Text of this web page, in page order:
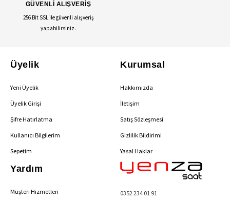
GÜVENLİ ALIŞVERİŞ
256 Bit SSL ile güvenli alışveriş
yapabilirsiniz.
Üyelik
Yeni Üyelik
Üyelik Girişi
Şifre Hatırlatma
Kullanıcı Bilgilerim
Sepetim
Kurumsal
Hakkımızda
İletişim
Satış Sözleşmesi
Gizlilik Bildirimi
Yasal Haklar
Yardım
Müşteri Hizmetleri 0352 234 01 91